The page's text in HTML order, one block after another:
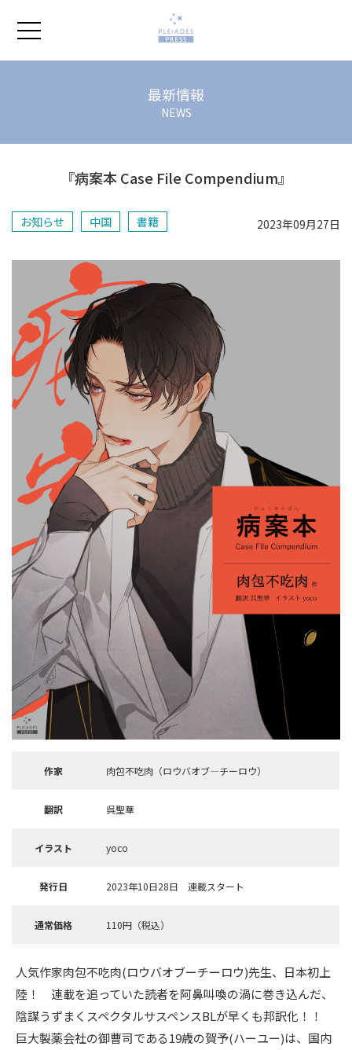
よくあるご質問
著作権ポリシー
お問い合わせ
最新情報
NEWS
『病案本 Case File Compendium』
お知らせ 中国 書籍 2023年09月27日
作家 肉包不吃肉（ロウバオブ―チーロウ）
翻訳 呉聖華
イラスト yoco
発行日 2023年10日28日 連載スタート
通常価格 110円（税込）
人気作家肉包不吃肉(ロウバオブーチーロウ)先生、日本初上
陸！ 連載を追っていた読者を阿鼻叫喚の渦に巻き込んだ、
陰謀うずまくスペクタルサスペンスBLが早くも邦訳化！！
巨大製薬会社の御曹司である19歳の賀予(ハーユー)は、国内